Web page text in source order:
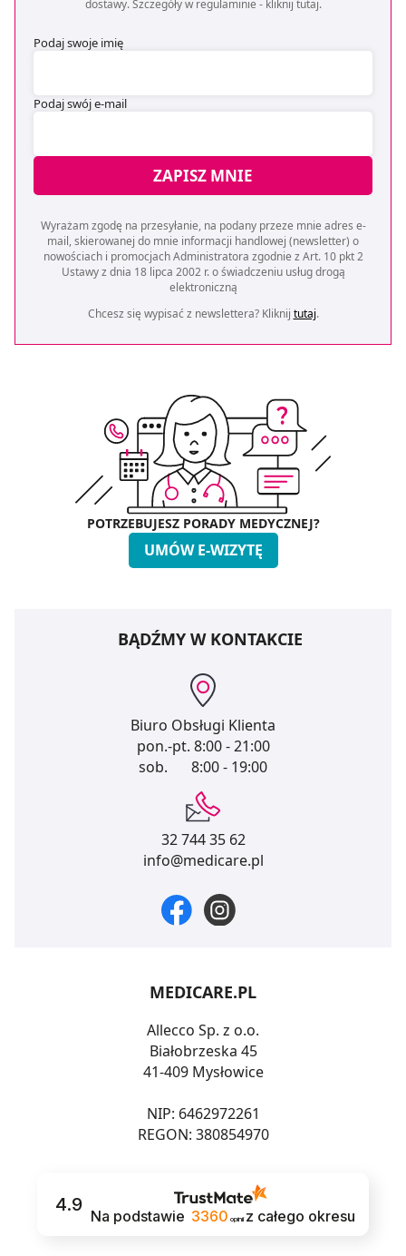
dostawy. Szczegóły w regulaminie - kliknij tutaj.
Podaj swoje imię
Podaj swój e-mail
ZAPISZ MNIE
Wyrażam zgodę na przesyłanie, na podany przeze mnie adres e-
mail, skierowanej do mnie informacji handlowej (newsletter) o
nowościach i promocjach Administratora zgodnie z Art. 10 pkt 2
Ustawy z dnia 18 lipca 2002 r. o świadczeniu usług drogą
elektroniczną
Chcesz się wypisać z newslettera? Kliknij tutaj.
POTRZEBUJESZ PORADY MEDYCZNEJ?
UMÓW E-WIZYTĘ
BĄDŹMY W KONTAKCIE
Biuro Obsługi Klienta
pon.-pt. 8:00 - 21:00
sob.
8:00 - 19:00
32 744 35 62
info@medicare.pl
MEDICARE.PL
Allecco Sp. z o.o.
Białobrzeska 45
41-409 Mysłowice
NIP: 6462972261
REGON: 380854970
4.9
Na podstawie 3360 opinii z całego okresu